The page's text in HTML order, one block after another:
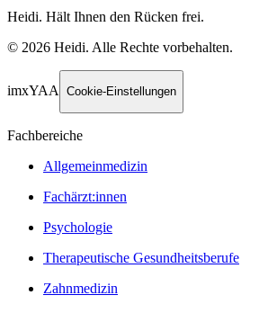
Heidi. Hält Ihnen den Rücken frei.
© 2026 Heidi. Alle Rechte vorbehalten.
imxYAA Cookie-Einstellungen
Fachbereiche
Allgemeinmedizin
Fachärzt:innen
Psychologie
Therapeutische Gesundheitsberufe
Zahnmedizin